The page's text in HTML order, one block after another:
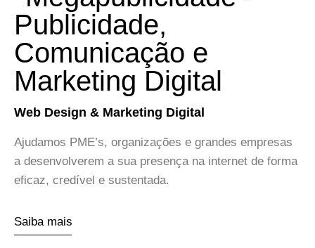
Web Design & Marketing Digital
Ajudamos PME’s, organizações e grandes empresas
a desenvolverem a sua presença na internet de forma
eficaz, credível e sustentada.
Saiba mais